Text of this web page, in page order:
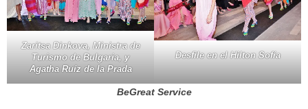
Zaritsa Dinkova, Ministra de
Turismo de Bulgaria, y
Agatha Ruíz de la Prada
Desfile en el Hilton Sofía
BeGreat Service